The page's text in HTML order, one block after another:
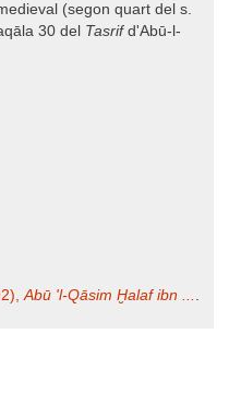
(segon quart del s.
30 del Tasrifd'Abū-l-
Abū 'l-Qāsim Ḫalaf ibn ... .